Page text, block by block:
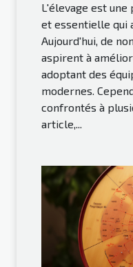
L'élevage est
et essentielle qui
Aujourd'hui, de
aspirent à
adoptant des
modernes.
confrontés à
article,...